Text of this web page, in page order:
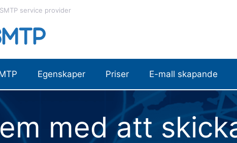
service provider
Egenskaper Priser E-mall skapande
med att